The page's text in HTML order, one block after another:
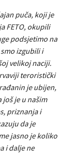
puča, koji je
FETO, okupili
podsjetimo na
izgubili i
velikoj naciji.
teroristički
je ubijen,
još je u našim
priznanja i
da je
jasno je koliko
i dalje ne